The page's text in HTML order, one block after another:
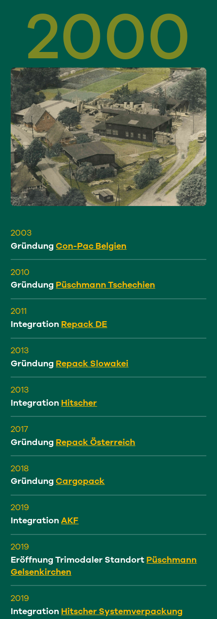
2000
2003
GründungCon-Pac Belgien
2010
Gründung Püschmann Tschechien
2011
Integration Repack DE
2013
Gründung Repack Slowakei
2013
Integration Hitscher
2017
Gründung Repack Österreich
2018
GründungCargopack
2019
IntegrationAKF
2019
Eröffnung Trimodaler Standort Püschmann
Gelsenkirchen
2019
Integration Hitscher Systemverpackung